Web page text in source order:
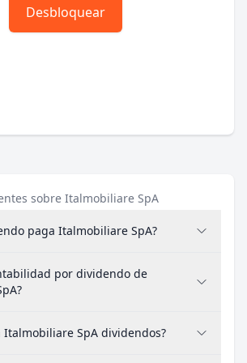
Desbloquear
sobre Italmobiliare SpA
paga Italmobiliare SpA?
por dividendo de
Italmobiliare SpA dividendos?